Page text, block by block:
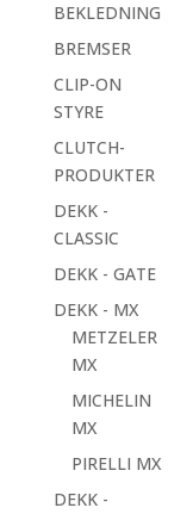
BEKLEDNING
BREMSER
CLIP-ON
STYRE
CLUTCH-
PRODUKTER
DEKK -
CLASSIC
DEKK - GATE
DEKK - MX
METZELER
MX
MICHELIN
MX
PIRELLI MX
DEKK -